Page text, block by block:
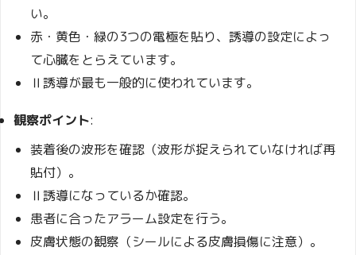
い。
赤・黄色・緑の3つの電極を貼り、誘導の設定によっ
て心臓をとらえています。
Ⅱ誘導が最も一般的に使われています。
観察ポイント:
装着後の波形を確認（波形が捉えられていなければ再
貼付）。
Ⅱ誘導になっているか確認。
患者に合ったアラーム設定を行う。
皮膚状態の観察（シールによる皮膚損傷に注意）。